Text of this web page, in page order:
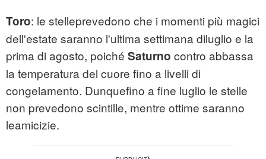
Toro: le stelleprevedono che i momenti più magici
dell'estate saranno l'ultima settimana diluglio e la
prima di agosto, poiché Saturno contro abbassa
la temperatura del cuore fino a livelli di
congelamento. Dunquefino a fine luglio le stelle
non prevedono scintille, mentre ottime saranno
leamicizie.